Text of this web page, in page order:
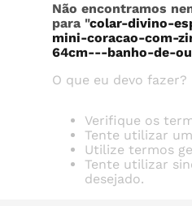
Não encontramos
para "colar-divino-
mini-coracao-com-
64cm---banho-de-
O que eu devo fazer?
Verifique os
Tente utilizar
Utilize termos
Tente utilizar
desejado.